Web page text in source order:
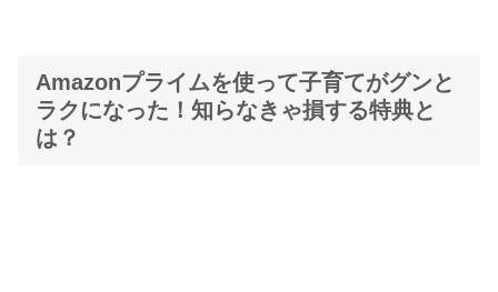
Amazonプライムを使って子育てがグンと
ラクになった！知らなきゃ損する特典と
は？